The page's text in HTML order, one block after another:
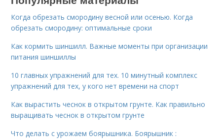
Когда обрезать смородину весной или осенью. Когда
обрезать смородину: оптимальные сроки
Как кормить шиншилл. Важные моменты при организации
питания шиншиллы
10 главных упражнений для тех. 10 минутный комплекс
упражнений для тех, у кого нет времени на спорт
Как вырастить чеснок в открытом грунте. Как правильно
выращивать чеснок в открытом грунте
Что делать с урожаем боярышника. Боярышник :